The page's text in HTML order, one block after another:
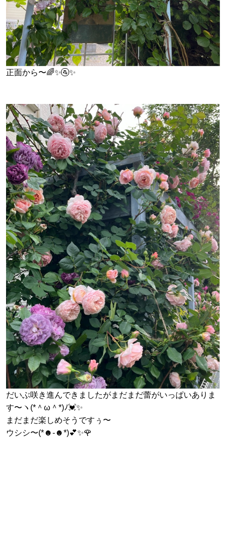
正面から〜🌈✨🚰✨
だいぶ咲き進んできましたがまだまだ蕾がいっぱいありま
す〜ヽ(*＾ω＾*)ﾉ💓✨
まだまだ楽しめそうですぅ〜
ウシシ〜(*☻-☻*)💕✨🌹